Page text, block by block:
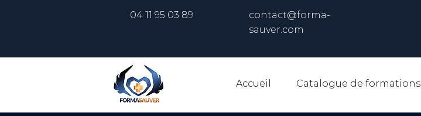
04 11 95 03 89
contact@forma-
sauver.com
Accueil Catalogue de formations